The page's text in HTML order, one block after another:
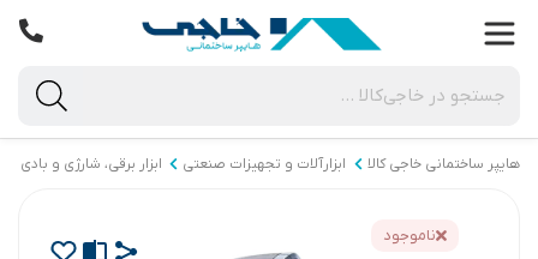
هایپر ساختمانی خاجی‌ کالا ابزارآلات و تجهیزات صنعتی ابزار برقی، شارژی و بادی
ناموجود